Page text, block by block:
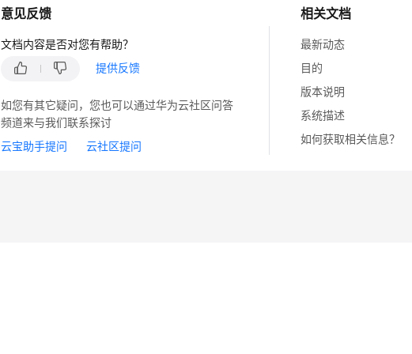
相关文档
最新动态
目的
版本说明
系统描述
如何获取相关信息？
意见反馈
文档内容是否对您有帮助？
提供反馈
如您有其它疑问，您也可以通过华为云社区问答
频道来与我们联系探讨
云宝助手提问
云社区提问